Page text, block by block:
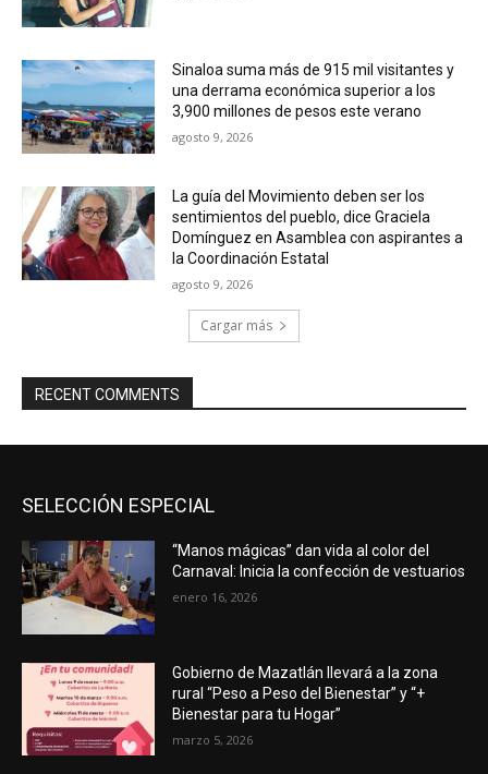
Sinaloa suma más de 915 mil visitantes y
una derrama económica superior a los
3,900 millones de pesos este verano
agosto 9, 2026
La guía del Movimiento deben ser los
sentimientos del pueblo, dice Graciela
Domínguez en Asamblea con aspirantes a
la Coordinación Estatal
agosto 9, 2026
Cargar más
RECENT COMMENTS
SELECCIÓN ESPECIAL
“Manos mágicas” dan vida al color del
Carnaval: Inicia la confección de vestuarios
enero 16, 2026
Gobierno de Mazatlán llevará a la zona
rural “Peso a Peso del Bienestar” y “+
Bienestar para tu Hogar”
marzo 5, 2026